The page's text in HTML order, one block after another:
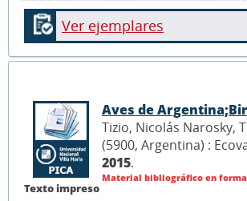
Ver ejemplares
Texto impreso
Aves de
Tizio, Nicolás Narosky,
(5900, Argentina) :
2015.
Material bibliográfico en